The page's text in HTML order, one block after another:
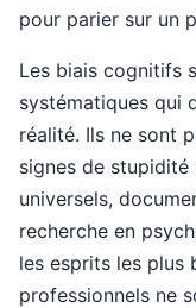
pour parier sur un
Les biais cognitifs
systématiques qui
réalité. Ils ne sont
signes de stupidité
universels,
recherche en
les esprits les plus
professionnels ne